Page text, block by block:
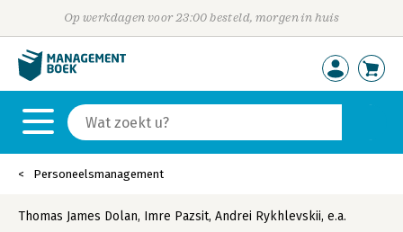
Op werkdagen voor 23:00 besteld, morgen in huis
Personeelsmanagement
Thomas James Dolan, Imre Pazsit, Andrei Rykhlevskii, e.a.